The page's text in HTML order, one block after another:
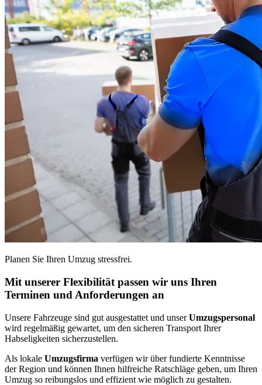
Planen Sie Ihren Umzug stressfrei.
Mit unserer Flexibilität passen wir uns Ihren
Terminen und Anforderungen an
Unsere Fahrzeuge sind gut ausgestattet und unserUmzugspersonal
wird regelmäßig gewartet, um den sicheren Transport Ihrer
Habseligkeiten sicherzustellen.
Als lokale Umzugsfirma verfügen wir über fundierte Kenntnisse
der Region und können Ihnen hilfreiche Ratschläge geben, um Ihren
Umzug so reibungslos und effizient wie möglich zu gestalten.